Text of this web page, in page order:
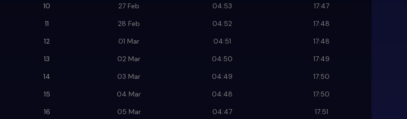
10
27 Feb 04:53
17:47
11
28 Feb 04:52
17:48
12
01 Mar 04:51
17:48
13
02 Mar 04:50
17:49
14
03 Mar 04:49
17:50
15
04 Mar 04:48
17:50
16
05 Mar 04:47
17:51